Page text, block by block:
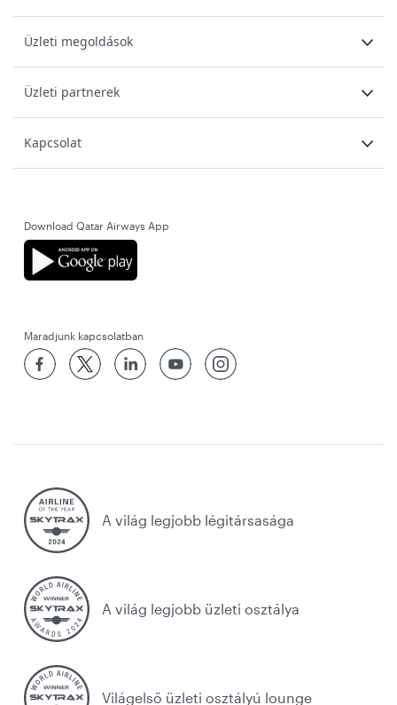
Üzleti megoldások
Üzleti partnerek
Kapcsolat
Download Qatar Airways App
Maradjunk kapcsolatban
A világ legjobb légitársasága
A világ legjobb üzleti osztálya
Világelső üzleti osztályú lounge